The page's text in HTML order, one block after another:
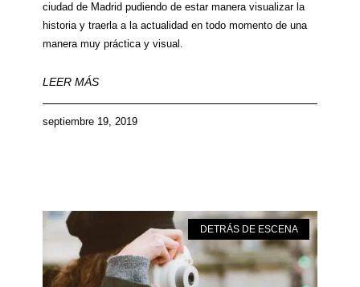
ciudad de Madrid pudiendo de estar manera visualizar la
historia y traerla a la actualidad en todo momento de una
manera muy práctica y visual.
LEER MÁS
septiembre 19, 2019
DETRÁS DE ESCENA